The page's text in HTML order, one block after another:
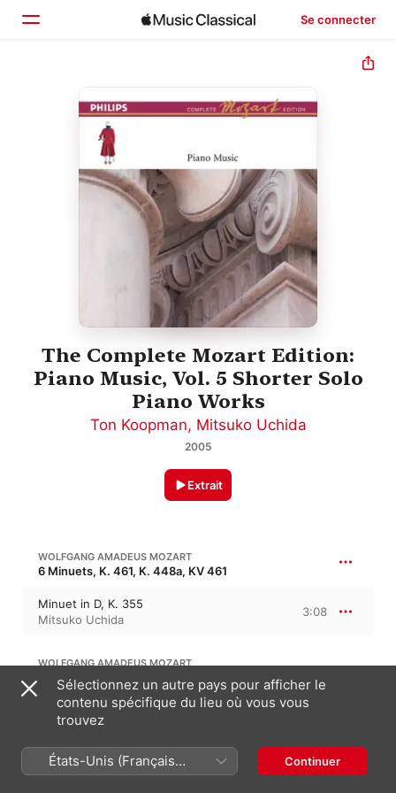
Se connecter
Parcourir
Rechercher
The Complete Mozart Edition:
Piano Music, Vol. 5 Shorter Solo
Piano Works
Ton Koopman, Mitsuko Uchida
2005
Extrait
WOLFGANG AMADEUS MOZART
6 Minuets, K. 461, K. 448a, KV 461
Minuet in D, K. 355
Mitsuko Uchida
3:08
WOLFGANG AMADEUS MOZART
Fantasia in D Minor, K. 397
Mitsuko Uchida
WOLFGANG AMADEUS MOZART
Sélectionnez un autre pays pour afficher le
contenu spécifique du lieu où vous vous
trouvez
États-Unis (Français
France)
Continuer